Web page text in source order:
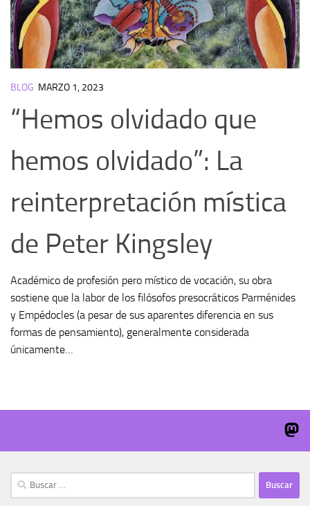
BLOG MARZO 1, 2023
“Hemos olvidado que
hemos olvidado”: La
reinterpretación mística
de Peter Kingsley
Académico de profesión pero místico de vocación, su obra
sostiene que la labor de los filósofos presocráticos Parménides
y Empédocles (a pesar de sus aparentes diferencia en sus
formas de pensamiento), generalmente considerada
únicamente…
Buscar: